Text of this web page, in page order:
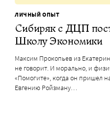
ЛИЧНЫЙ ОПЫТ
Сибиряк с ДЦП
Школу Экономики
Максим Прокопьев из
не говорит. И морально, и
«Помогите», когда он пришел
Евгению Ройзману…